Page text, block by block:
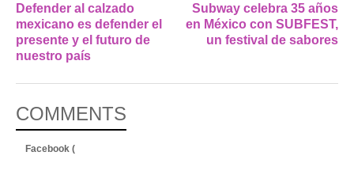
Defender al calzado
mexicano es defender el
presente y el futuro de
nuestro país
Subway celebra 35 años
en México con SUBFEST,
un festival de sabores
COMMENTS
Facebook (